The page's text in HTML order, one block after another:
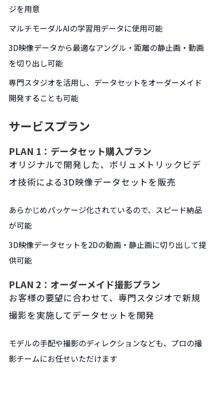
ジを用意
マルチモーダルAIの学習用データに使用可能
3D映像データから最適なアングル・距離の静止画・動画
を切り出し可能
専門スタジオを活用し、データセットをオーダーメイド
開発することも可能
サービスプラン
PLAN 1：データセット購入プラン
オリジナルで開発した、ボリュメトリックビデ
オ技術による3D映像データセットを販売
あらかじめパッケージ化されているので、スピード納品
が可能
3D映像データセットを2Dの動画・静止画に切り出して提
供可能
PLAN 2：オーダーメイド撮影プラン
お客様の要望に合わせて、専門スタジオで新規
撮影を実施してデータセットを開発
モデルの手配や撮影のディレクションなども、プロの撮
影チームにお任せいただけます